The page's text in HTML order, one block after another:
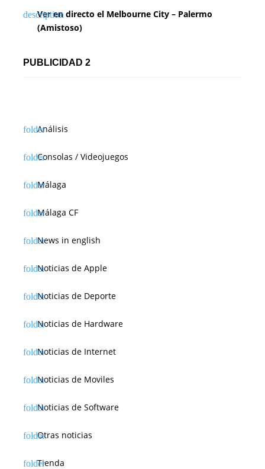
Ver en directo el Melbourne City – Palermo
(Amistoso)
PUBLICIDAD 2
Análisis
Consolas / Videojuegos
Málaga
Málaga CF
News in english
Noticias de Apple
Noticias de Deporte
Noticias de Hardware
Noticias de Internet
Noticias de Moviles
Noticias de Software
Otras noticias
Tienda